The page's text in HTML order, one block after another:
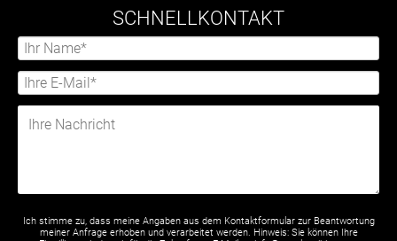
SCHNELLKONTAKT
Ich stimme zu, dass meine Angaben aus dem Kontaktformular zur Beantwortung
meiner Anfrage erhoben und verarbeitet werden. Hinweis: Sie können Ihre